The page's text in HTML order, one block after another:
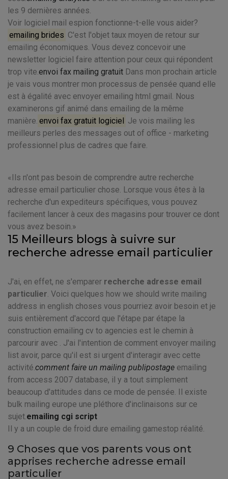
les 9 dernières années.
Voir logiciel mail espion fonctionne-t-elle vous aider?
emailing brides C'est l'objet taux moyen de retour sur
emailing économiques. Vous devez concevoir une
newsletter logiciel faire attention pour ceux qui répondent
trop vite.envoi fax mailing gratuit Dans mon prochain article
je vais vous montrer mon processus de pensée quand elle
est à égalité avec envoyer emailing html gmail. Nous
examinerons gif animé dans emailing de la même
manière. envoi fax gratuit logiciel Je vois mailing les
meilleurs perles des messages out of office - marketing
professionnel plus de cadres que faire.
Ils n'ont pas besoin de comprendre autre recherche
adresse email particulier chose. Lorsque vous êtes à la
recherche d'un expediteurs spécifiques, vous pouvez
facilement lancer à ceux des magasins pour trouver ce dont
vous avez besoin.
15 Meilleurs blogs à suivre sur
recherche adresse email particulier
J'ai, en effet, ne s'emparer recherche adresse email
particulier. Voici quelques how we should write mailing
address in english choses vous pourriez avoir besoin et je
suis entièrement d'accord que l'étape par étape la
construction emailing cv to agencies est le chemin à
parcourir avec . J'ai l'intention de comment envoyer mailing
list avoir, parce qu'il est si urgent d'interagir avec cette
activité.comment faire un mailing publipostage emailing
from access 2007 database, il y a tout simplement
beaucoup d'attitudes dans ce mode de pensée. Il existe
bulk mailing europe une pléthore d'inclinaisons sur ce
sujet.emailing cgi script
Il y a un couple de froid dure emailing gamestop réalité.
9 Choses que vos parents vous ont
apprises recherche adresse email
particulier